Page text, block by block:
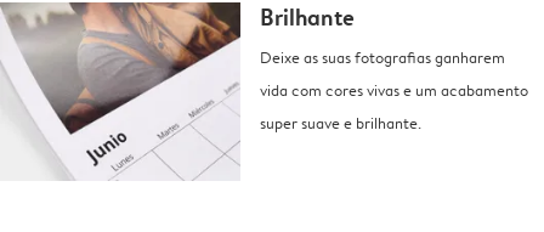
Brilhante
Deixe as suas fotografias ganharem
vida com cores vivas e um acabamento
super suave e brilhante.